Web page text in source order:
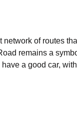
of routes
remains a
a good car,